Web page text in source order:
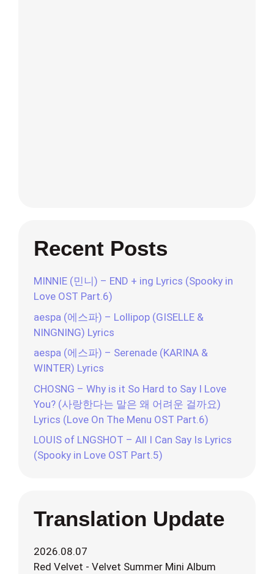
Recent Posts
MINNIE (민니) – END + ing Lyrics (Spooky in
Love OST Part.6)
aespa (에스파) – Lollipop (GISELLE &
NINGNING) Lyrics
aespa (에스파) – Serenade (KARINA &
WINTER) Lyrics
CHOSNG – Why is it So Hard to Say I Love
You? (사랑한다는 말은 왜 어려운 걸까요)
Lyrics (Love On The Menu OST Part.6)
LOUIS of LNGSHOT – All I Can Say Is Lyrics
(Spooky in Love OST Part.5)
Translation Update
2026.08.07
Red Velvet - Velvet Summer Mini Album